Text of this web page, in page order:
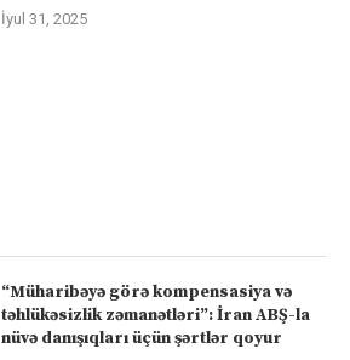
İyul 31, 2025
“Müharibəyə görə kompensasiya və
təhlükəsizlik zəmanətləri”: İran ABŞ-la
nüvə danışıqları üçün şərtlər qoyur